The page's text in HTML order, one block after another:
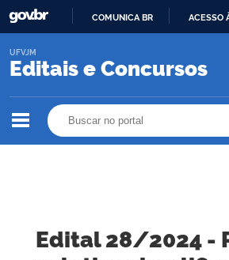
O
COMUNICA BR ACESSO
Editais e Concursos
UFVJM
Edital 28/2024 -